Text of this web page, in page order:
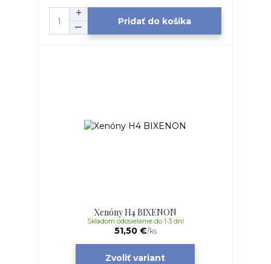
Pridať do košíka
Xenóny H4 BIXENON
51,50 €/ks
Skladom odosielame do 1-3 dní
Zvoliť variant